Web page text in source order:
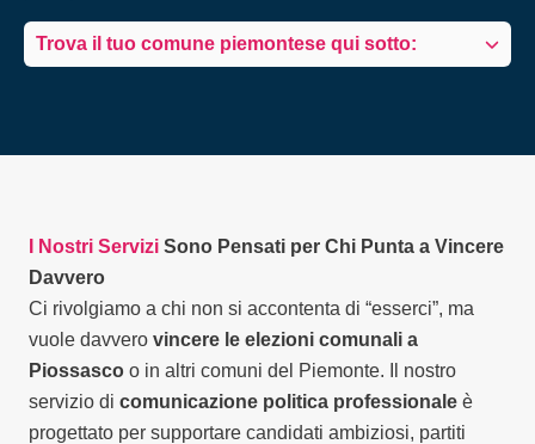
Trova il tuo comune piemontese qui sotto:
I Nostri Servizi Sono Pensati per Chi Punta a Vincere
Davvero
Ci rivolgiamo a chi non si accontenta di “esserci”, ma
vuole davvero vincere le elezioni comunali a
Piossasco o in altri comuni del Piemonte. Il nostro
servizio di comunicazione politica professionale è
progettato per supportare candidati ambiziosi, partiti